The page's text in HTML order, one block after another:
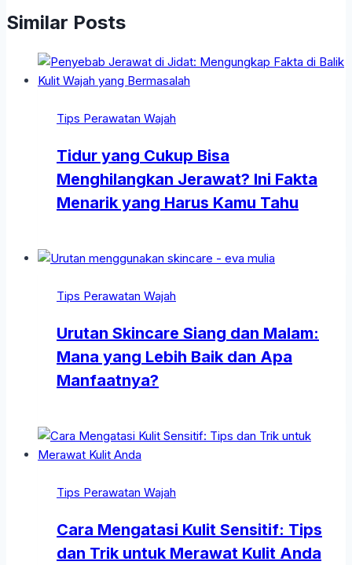
Similar Posts
Tips Perawatan Wajah
Tidur yang Cukup Bisa
Menghilangkan Jerawat? Ini Fakta
Menarik yang Harus Kamu Tahu
Tips Perawatan Wajah
Urutan Skincare Siang dan Malam:
Mana yang Lebih Baik dan Apa
Manfaatnya?
Tips Perawatan Wajah
Cara Mengatasi Kulit Sensitif: Tips
dan Trik untuk Merawat Kulit Anda